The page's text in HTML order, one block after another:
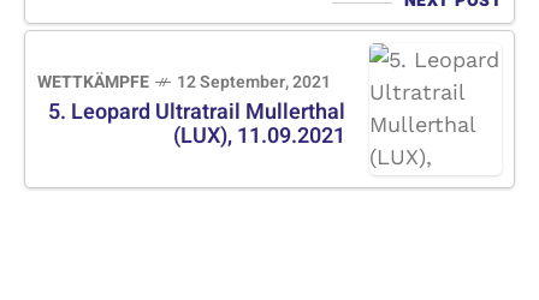
WETTKÄMPFE 12 September, 2021
5. Leopard Ultratrail Mullerthal
(LUX), 11.09.2021